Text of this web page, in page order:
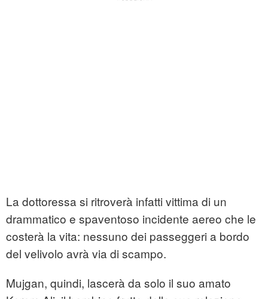
La dottoressa si ritroverà infatti vittima di un
drammatico e spaventoso incidente aereo che le
costerà la vita: nessuno dei passeggeri a bordo
del velivolo avrà via di scampo.
Mujgan, quindi, lascerà da solo il suo amato